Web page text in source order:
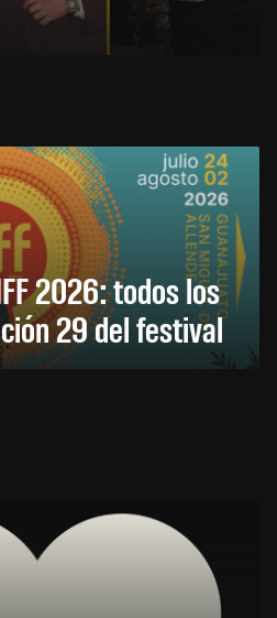
2026: todos los
29 del festival